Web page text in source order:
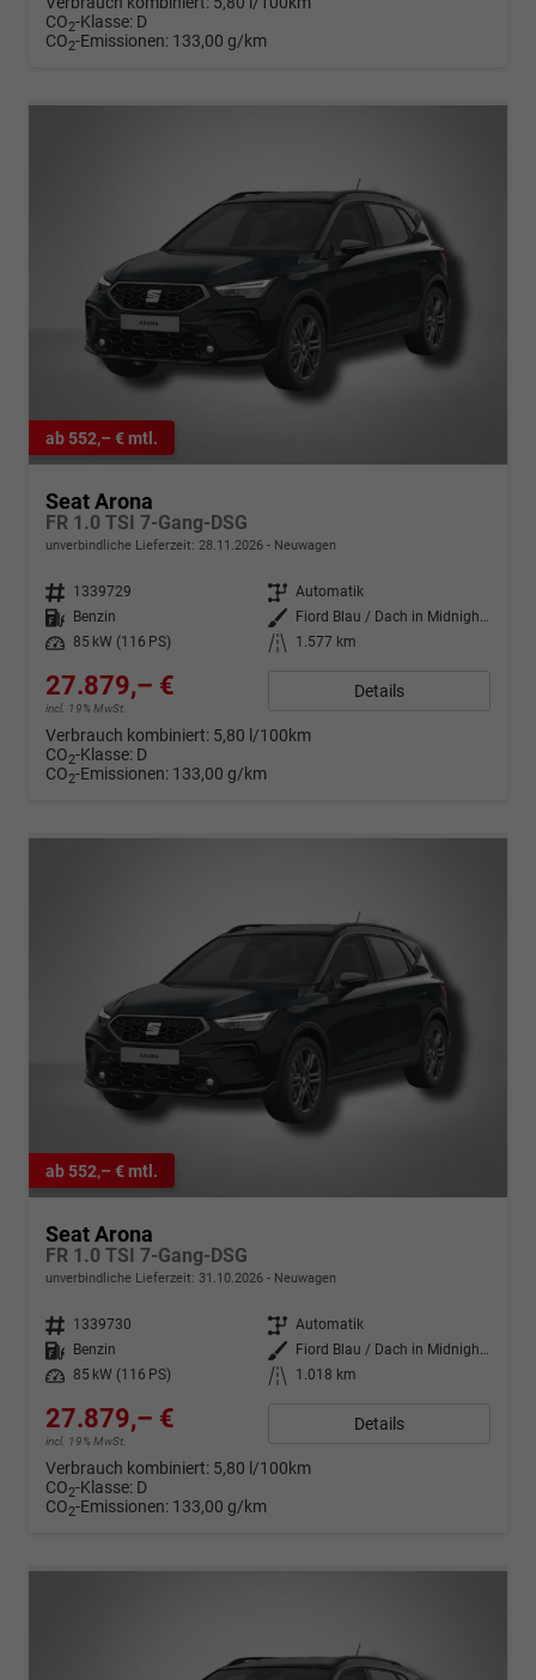
CO2-Klasse: D
CO2-Emissionen: 133,00 g/km
ab 552,– € mtl.
Seat Arona
FR 1.0 TSI 7-Gang-DSG
unverbindliche Lieferzeit: 28.11.2026 Neuwagen
Fahrzeugnr. 1339729 Getriebe Automatik
Kraftstoff
Benzin Außenfarbe
Fiord Blau / Dach in Midnight Schwarz Metallic
Leistung
85 kW (116 PS) Kilometerstand 1.577 km
27.879,– €
incl. 19% MwSt.
Details
Verbrauch kombiniert: 5,80 l/100km
CO2-Klasse: D
CO2-Emissionen: 133,00 g/km
ab 552,– € mtl.
Seat Arona
FR 1.0 TSI 7-Gang-DSG
unverbindliche Lieferzeit: 31.10.2026 Neuwagen
Fahrzeugnr. 1339730 Getriebe Automatik
Kraftstoff
Benzin Außenfarbe
Fiord Blau / Dach in Midnight Schwarz Metallic
Leistung
85 kW (116 PS) Kilometerstand 1.018 km
27.879,– €
incl. 19% MwSt.
Details
Verbrauch kombiniert: 5,80 l/100km
CO2-Klasse: D
CO2-Emissionen: 133,00 g/km